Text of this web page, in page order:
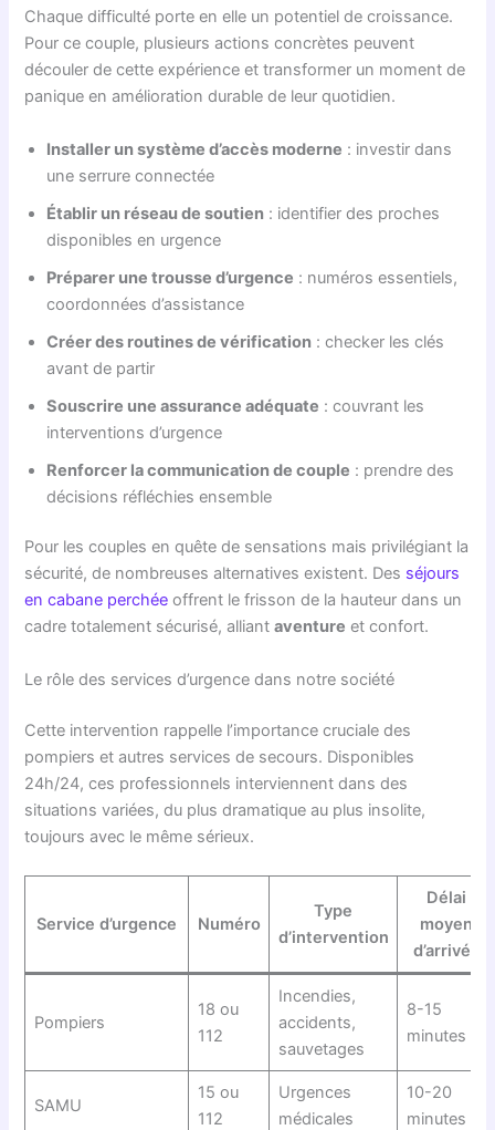
Chaque difficulté porte en elle un potentiel de croissance.
Pour ce couple, plusieurs actions concrètes peuvent
découler de cette expérience et transformer un moment de
panique en amélioration durable de leur quotidien.
Installer un système d’accès moderne : investir dans
une serrure connectée
Établir un réseau de soutien : identifier des proches
disponibles en urgence
Préparer une trousse d’urgence : numéros essentiels,
coordonnées d’assistance
Créer des routines de vérification : checker les clés
avant de partir
Souscrire une assurance adéquate : couvrant les
interventions d’urgence
Renforcer la communication de couple : prendre des
décisions réfléchies ensemble
Pour les couples en quête de sensations mais privilégiant la
sécurité, de nombreuses alternatives existent. Des séjours
en cabane perchée offrent le frisson de la hauteur dans un
cadre totalement sécurisé, alliantaventure et confort.
Le rôle des services d’urgence dans notre société
Cette intervention rappelle l’importance cruciale des
pompiers et autres services de secours. Disponibles
24h/24, ces professionnels interviennent dans des
situations variées, du plus dramatique au plus insolite,
toujours avec le même sérieux.
Service d’urgence Numéro
Type
d’intervention
Délai
moyen
d’arrivée
Pompiers
18 ou
112
Incendies,
accidents,
sauvetages
8-15
minutes
SAMU
15 ou
112
Urgences
médicales
10-20
minutes